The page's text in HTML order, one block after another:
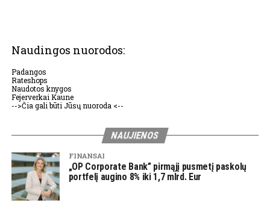
Naudingos nuorodos:
Padangos
Rateshops
Naudotos knygos
Fejerverkai Kaune
-->Čia gali būti Jūsų nuoroda <--
NAUJIENOS
FINANSAI
„OP Corporate Bank” pirmąjį pusmetį paskolų
portfelį augino 8% iki 1,7 mlrd. Eur